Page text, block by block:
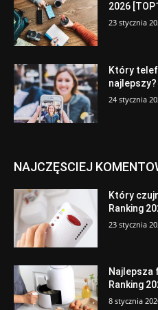
2026
23 stycznia
Który
najlepszy?
24 stycznia
NAJCZĘSCIEJ
Który
Ranking
23 stycznia
Najlepsza
Ranking
8 stycznia